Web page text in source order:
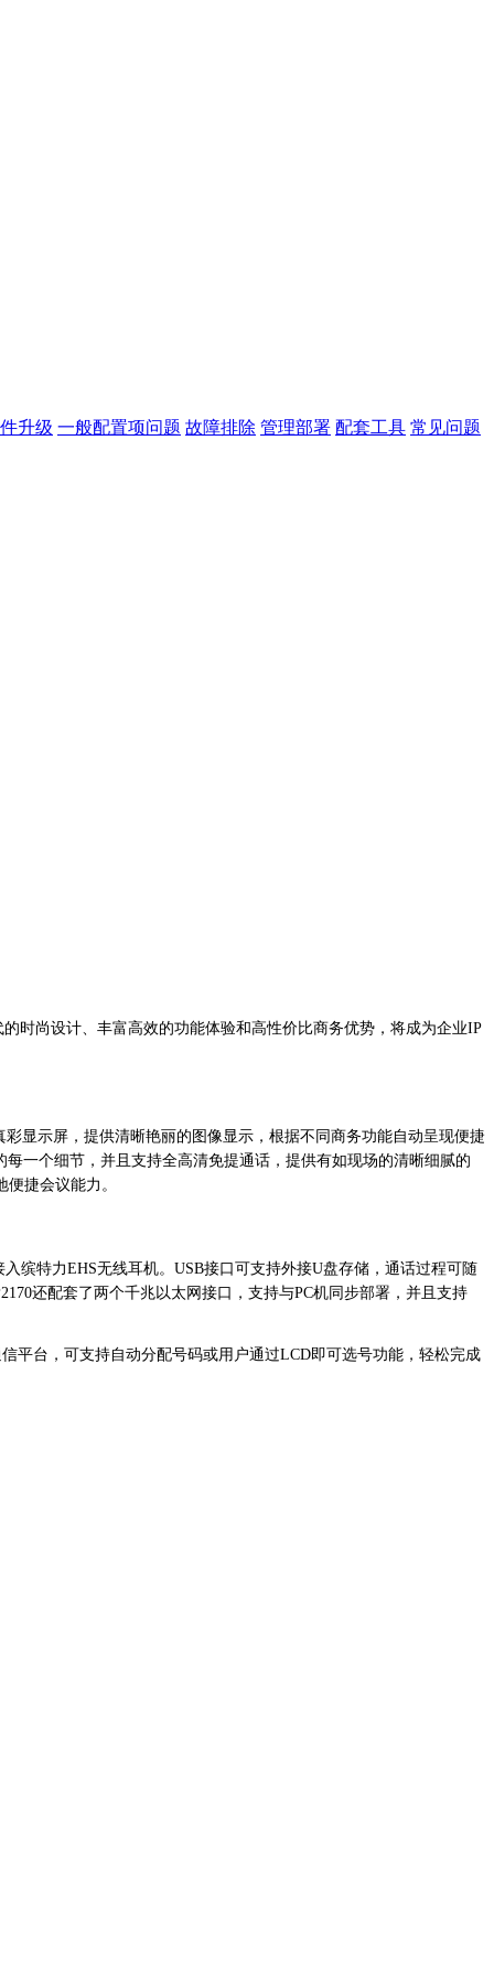
升级 一般配置项问题 故障排除 管理部署 配套工具 常见问题
时尚设计、丰富高效的功能体验和高性价比商务优势，将成为企业IP
显示屏，提供清晰艳丽的图像显示，根据不同商务功能自动呈现便捷
一个细节，并且支持全高清免提通话，提供有如现场的清晰细腻的
捷会议能力。
缤特力EHS无线耳机。USB接口可支持外接U盘存储，通话过程可随
还配套了两个千兆以太网接口，支持与PC机同步部署，并且支持
平台，可支持自动分配号码或用户通过LCD即可选号功能，轻松完成